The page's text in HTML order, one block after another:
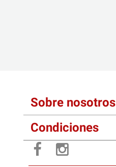
Sobre nosotros
Condiciones